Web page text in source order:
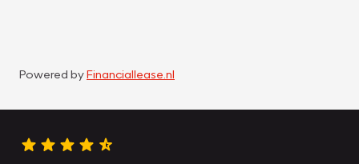
Powered byFinanciallease.nl